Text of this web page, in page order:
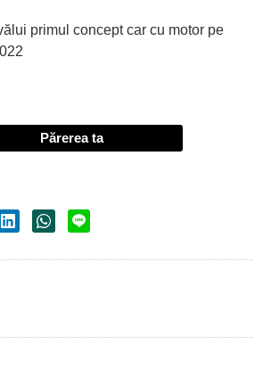
primul concept car cu motor pe
Părerea ta